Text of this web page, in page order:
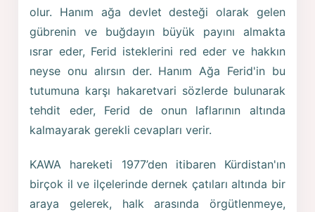
olur. Hanım ağa devlet desteği olarak gelen
gübrenin ve buğdayın büyük payını almakta
ısrar eder, Ferid isteklerini red eder ve hakkın
neyse onu alırsın der. Hanım Ağa Ferid'in bu
tutumuna karşı hakaretvari sözlerde bulunarak
tehdit eder, Ferid de onun laflarının altında
kalmayarak gerekli cevapları verir.
KAWA hareketi 1977’den itibaren Kürdistan'ın
birçok il ve ilçelerinde dernek çatıları altında bir
araya gelerek, halk arasında örgütlenmeye,